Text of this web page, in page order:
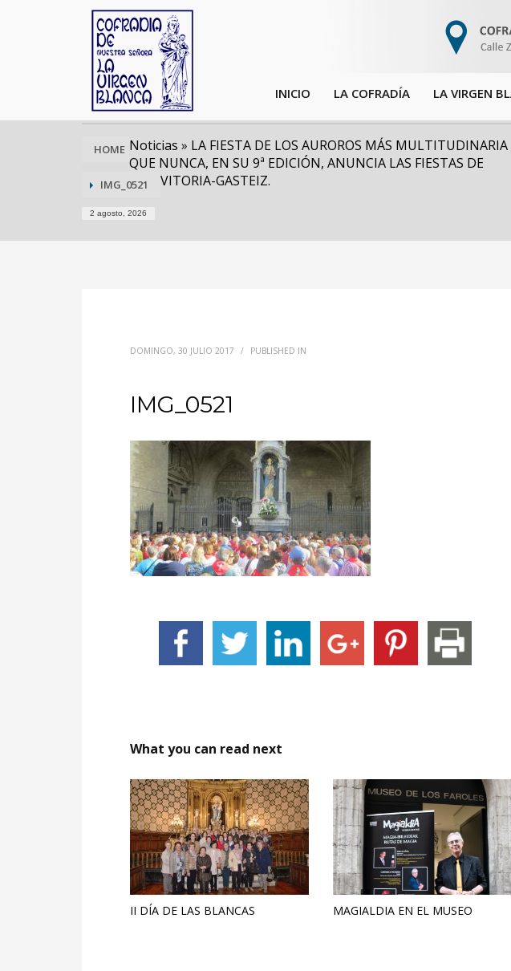
INICIO LA COFRADÍA LA VIRGEN
HOME Noticias » LA FIESTA DE LOS AUROROS MÁS MULTITUDINARIA
QUE NUNCA, EN SU 9ª EDICIÓN, ANUNCIA LAS FIESTAS DE
VITORIA-GASTEIZ.
IMG_0521
2 agosto, 2026
DOMINGO, 30 JULIO 2017 / PUBLISHED IN
IMG_0521
What you can read next
II DÍA DE LAS BLANCAS MAGIALDIA EN EL MUSEO